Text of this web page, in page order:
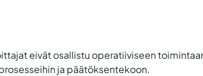
eivät osallistu operatiiviseen
ja päätöksentekoon.